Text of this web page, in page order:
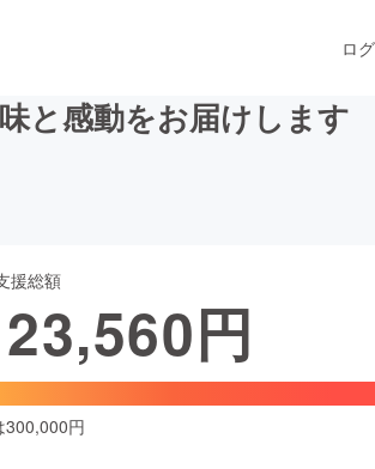
ファッション
ロ
と感動をお届けします
援総額
円
300,000円